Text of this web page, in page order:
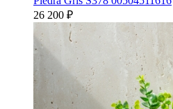
26 200 ₽